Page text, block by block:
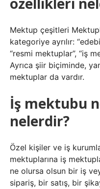
Mektup çeşitleri
kategoriye ayrılır:
“resmi mektuplar”, “iş
Ayrıca şiir biçiminde,
mektuplar da vardır.
İş mektubu
nelerdir?
Özel kişiler ve iş
mektuplarına iş
ne olursa olsun bir iş
sipariş, bir satış, bir